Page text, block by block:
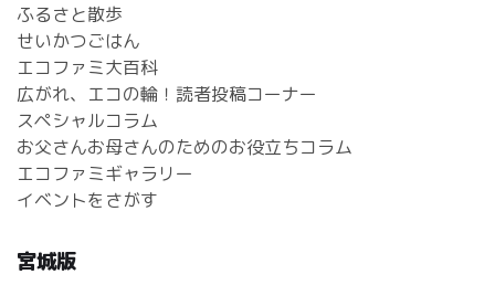
ふるさと散歩
せいかつごはん
エコファミ大百科
広がれ、エコの輪！読者投稿コーナー
スペシャルコラム
お父さんお母さんのためのお役立ちコラム
エコファミギャラリー
イベントをさがす
宮城版